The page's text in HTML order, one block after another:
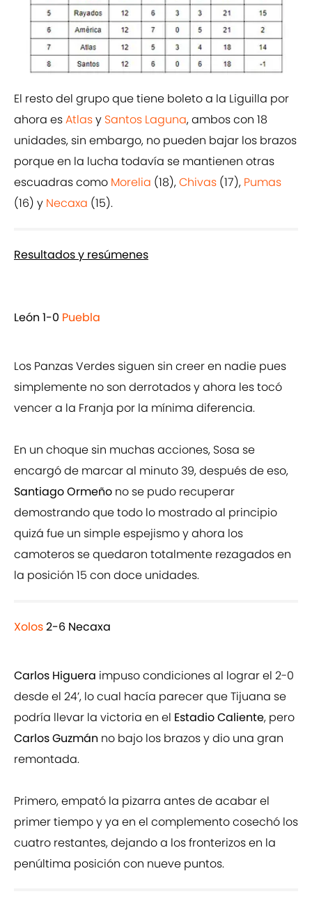
El resto del grupo que tiene boleto a la Liguilla por
ahora esAtlasy Santos Laguna, ambos con 18
unidades, sin embargo, no pueden bajar los brazos
porque en la lucha todavía se mantienen otras
escuadras como Morelia (18),Chivas (17), Pumas
(16) y Necaxa (15).
Resultados y resúmenes
León 1-0 Puebla
Los Panzas Verdes siguen sin creer en nadie pues
simplemente no son derrotados y ahora les tocó
vencer a la Franja por la mínima diferencia.
En un choque sin muchas acciones, Sosa se
encargó de marcar al minuto 39, después de eso,
Santiago Ormeño no se pudo recuperar
demostrando que todo lo mostrado al principio
quizá fue un simple espejismo y ahora los
camoteros se quedaron totalmente rezagados en
la posición 15 con doce unidades.
Xolos2-6 Necaxa
Carlos Higuera impuso condiciones al lograr el 2-0
desde el 24’, lo cual hacía parecer que Tijuana se
podría llevar la victoria en el Estadio Caliente, pero
Carlos Guzmán no bajo los brazos y dio una gran
remontada.
Primero, empató la pizarra antes de acabar el
primer tiempo y ya en el complemento cosechó los
cuatro restantes, dejando a los fronterizos en la
penúltima posición con nueve puntos.